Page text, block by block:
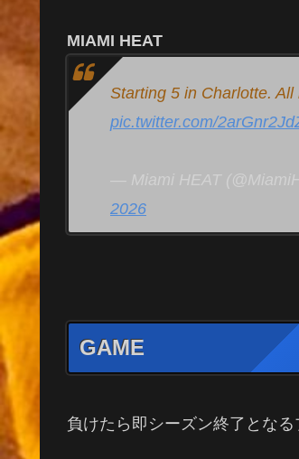
MIAMI HEAT
Starting 5 in Charlotte. All
pic.twitter.com/
— Miami HEAT
2026
GAME
負けたら即シーズン終了とな